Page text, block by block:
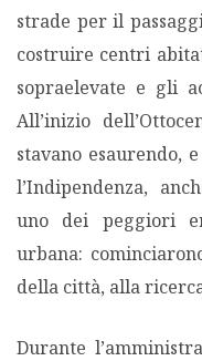
strade per il
costruire centri
sopraelevate e gli
All’inizio
stavano esaurendo,
l’Indipendenza,
uno dei peggiori
urbana:
della città, alla
Durante